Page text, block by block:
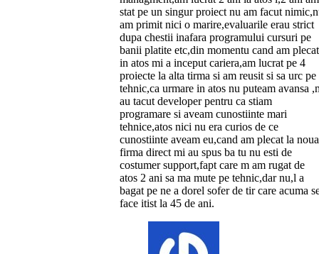
stat pe un singur proiect nu am facut
am primit nici o marire,evaluarile erau strict
dupa chestii inafara programului cursuri pe
banii platite etc,din momentu cand am plecat
in atos mi a inceput cariera,am lucrat pe 4
proiecte la alta tirma si am reusit si sa urc pe
tehnic,ca urmare in atos nu puteam avansa
au tacut developer pentru ca stiam
programare si aveam cunostiinte mari
tehnice,atos nici nu era curios de ce
cunostiinte aveam eu,cand am plecat la noua
firma direct mi au spus ba tu nu esti de
costumer support,fapt care m am rugat de
atos 2 ani sa ma mute pe tehnic,dar nu,l a
bagat pe ne a dorel sofer de tir care acuma
face itist la 45 de ani.